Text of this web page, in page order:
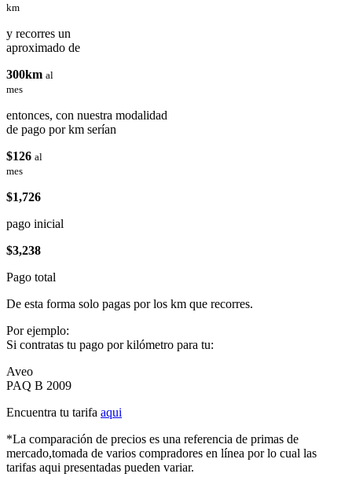
km
y recorres un
aproximado de
300km al
mes
entonces, con nuestra modalidad
de pago por km serían
$126 al
mes
$1,726
pago inicial
$3,238
Pago total
De esta forma solo pagas por los km que recorres.
Por ejemplo:
Si contratas tu pago por kilómetro para tu:
Aveo
PAQ B 2009
Encuentra tu tarifa aqui
*La comparación de precios es una referencia de primas de
mercado,tomada de varios compradores en línea por lo cual las
tarifas aqui presentadas pueden variar.